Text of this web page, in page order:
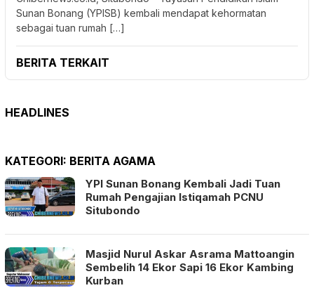
Sunan Bonang (YPISB) kembali mendapat kehormatan
sebagai tuan rumah […]
BERITA TERKAIT
HEADLINES
KATEGORI: BERITA AGAMA
YPI Sunan Bonang Kembali Jadi Tuan
Rumah Pengajian Istiqamah PCNU
Situbondo
Masjid Nurul Askar Asrama Mattoangin
Sembelih 14 Ekor Sapi 16 Ekor Kambing
Kurban